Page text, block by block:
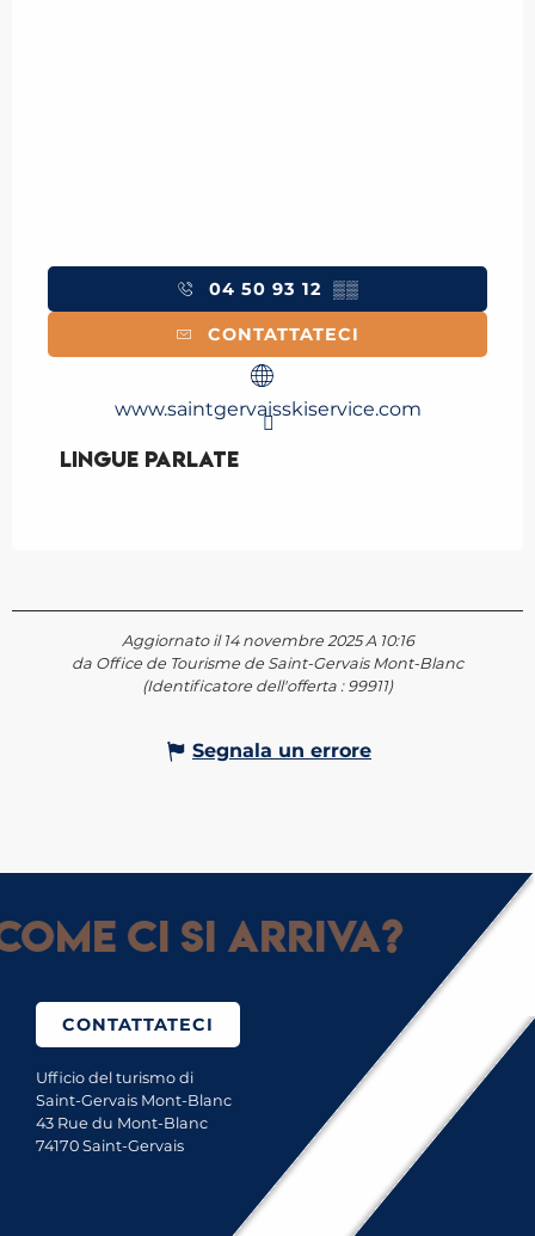
04 50 93 12 ▒▒
CONTATTATECI
www.saintgervaisskiservice.com
Lingue parlate
Lingue parlate
Aggiornato il 14 novembre 2025 A 10:16
da Office de Tourisme de Saint-Gervais Mont-Blanc
(Identificatore dell'offerta : 99911)
Segnala un errore
ci si arriva?
CONTATTATECI
Ufficio del turismo di
Saint-Gervais Mont-Blanc
43 Rue du Mont-Blanc
74170 Saint-Gervais